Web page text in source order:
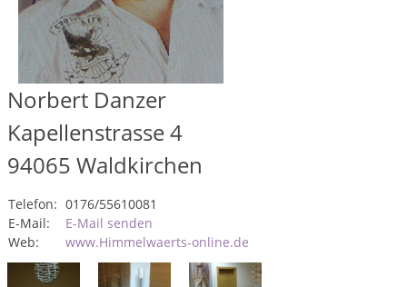
Norbert Danzer
Kapellenstrasse 4
94065 Waldkirchen
Telefon: 0176/55610081
E-Mail:
E-Mail senden
Web:
www.Himmelwaerts-online.de